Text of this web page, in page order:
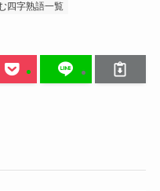
四字熟語一覧